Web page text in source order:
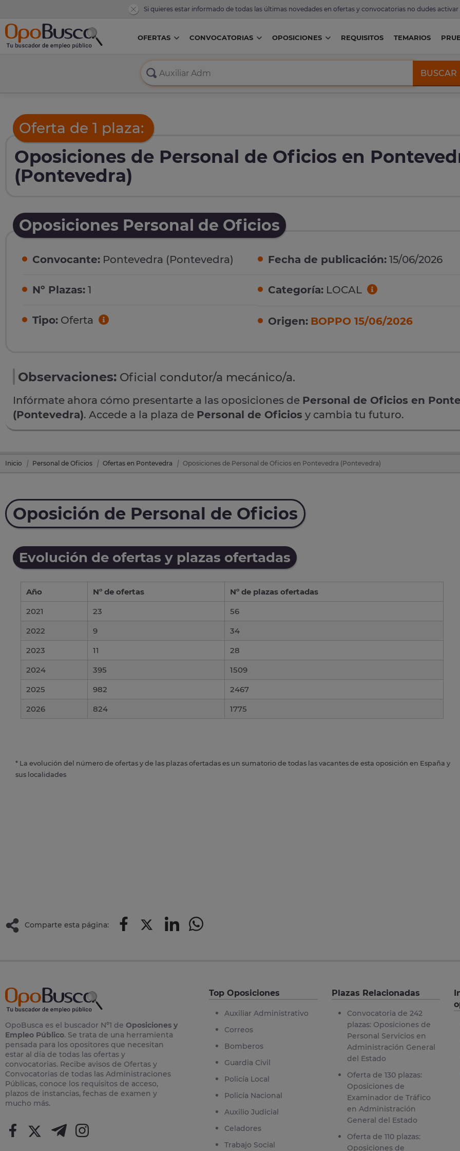
Si quieres estar informado de todas las últimas novedades en ofertas y convocatorias no dudes activar
OFERTAS CONVOCATORIAS OPOSICIONES REQUISITOS TEMARIOS
BUSCAR
Oferta de 1 plaza:
Oposiciones de Personal de Oficios en
(Pontevedra)
Oposiciones Personal de Oficios
Convocante: Pontevedra (Pontevedra)
Nº Plazas: 1
Tipo: Oferta
Fecha de publicación: 15/06/2026
Categoría: LOCAL
Origen: BOPPO 15/06/2026
Observaciones: Oficial condutor/a mecánico/a.
Infórmate ahora cómo presentarte a las oposiciones de Personal de Oficios en
(Pontevedra). Accede a la plaza de Personal de Oficios y cambia tu futuro.
Inicio Personal de Oficios Ofertas en Pontevedra Oposiciones de Personal de Oficios en Pontevedra (Pontevedra)
Oposición de Personal de Oficios
Evolución de ofertas y plazas ofertadas
Año Nº de ofertas
Nº de plazas ofertadas
2021
23
56
2022
9
34
2023
11
28
2024
395
1509
2025
982
2467
2026
824 1775
* La evolución del número de ofertas y de las plazas ofertadas es un sumatorio de todas las vacantes de esta oposición en España y
sus localidades
Comparte esta página:
OpoBusca es el buscador Nº1 de Oposiciones y
Empleo Público. Se trata de una herramienta
pensada para los opositores que necesitan
estar al día de todas las ofertas y
convocatorias. Recibe avisos de Ofertas y
Convocatorias de todas las Administraciones
Públicas, conoce los requisitos de acceso,
plazos de instancias, fechas de examen y
mucho más.
Top Oposiciones
Auxiliar Administrativo
Correos
Bomberos
Guardia Civil
Policía Local
Policía Nacional
Auxilio Judicial
Celadores
Trabajo Social
Plazas Relacionadas
Convocatoria de 242
plazas: Oposiciones de
Personal Servicios en
Administración General
del Estado
Oferta de 130 plazas:
Oposiciones de
Examinador de Tráfico
en Administración
General del Estado
Oferta de 110 plazas:
Oposiciones de